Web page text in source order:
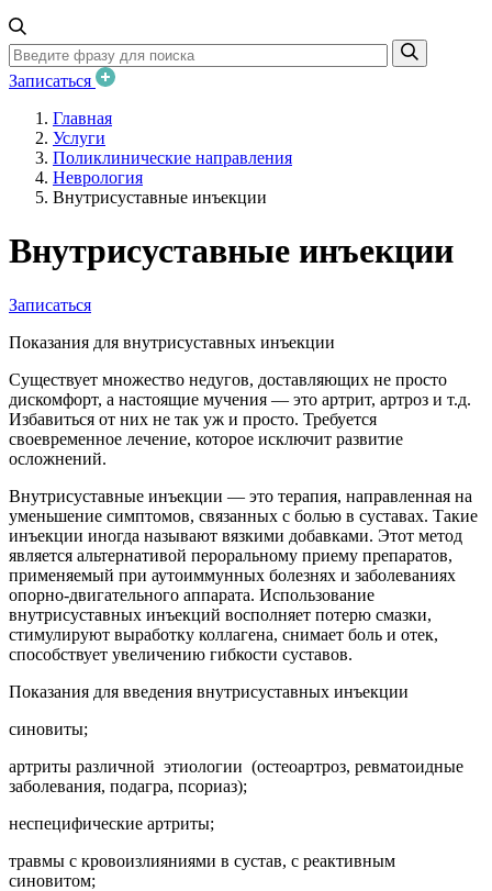
Записаться
Главная
Услуги
Поликлинические направления
Неврология
Внутрисуставные инъекции
Внутрисуставные инъекции
Записаться
Показания для внутрисуставных инъекции
Существует множество недугов, доставляющих не просто
дискомфорт, а настоящие мучения — это артрит, артроз и т.д.
Избавиться от них не так уж и просто. Требуется
своевременное лечение, которое исключит развитие
осложнений.
Внутрисуставные инъекции — это терапия, направленная на
уменьшение симптомов, связанных с болью в суставах. Такие
инъекции иногда называют вязкими добавками. Этот метод
является альтернативой пероральному приему препаратов,
применяемый при аутоиммунных болезнях и заболеваниях
опорно-двигательного аппарата. Использование
внутрисуставных инъекций восполняет потерю смазки,
стимулируют выработку коллагена, снимает боль и отек,
способствует увеличению гибкости суставов.
Показания для введения внутрисуставных инъекции
синовиты;
артриты различной этиологии (остеоартроз, ревматоидные
заболевания, подагра, псориаз);
неспецифические артриты;
травмы с кровоизлияниями в сустав, с реактивным
синовитом;